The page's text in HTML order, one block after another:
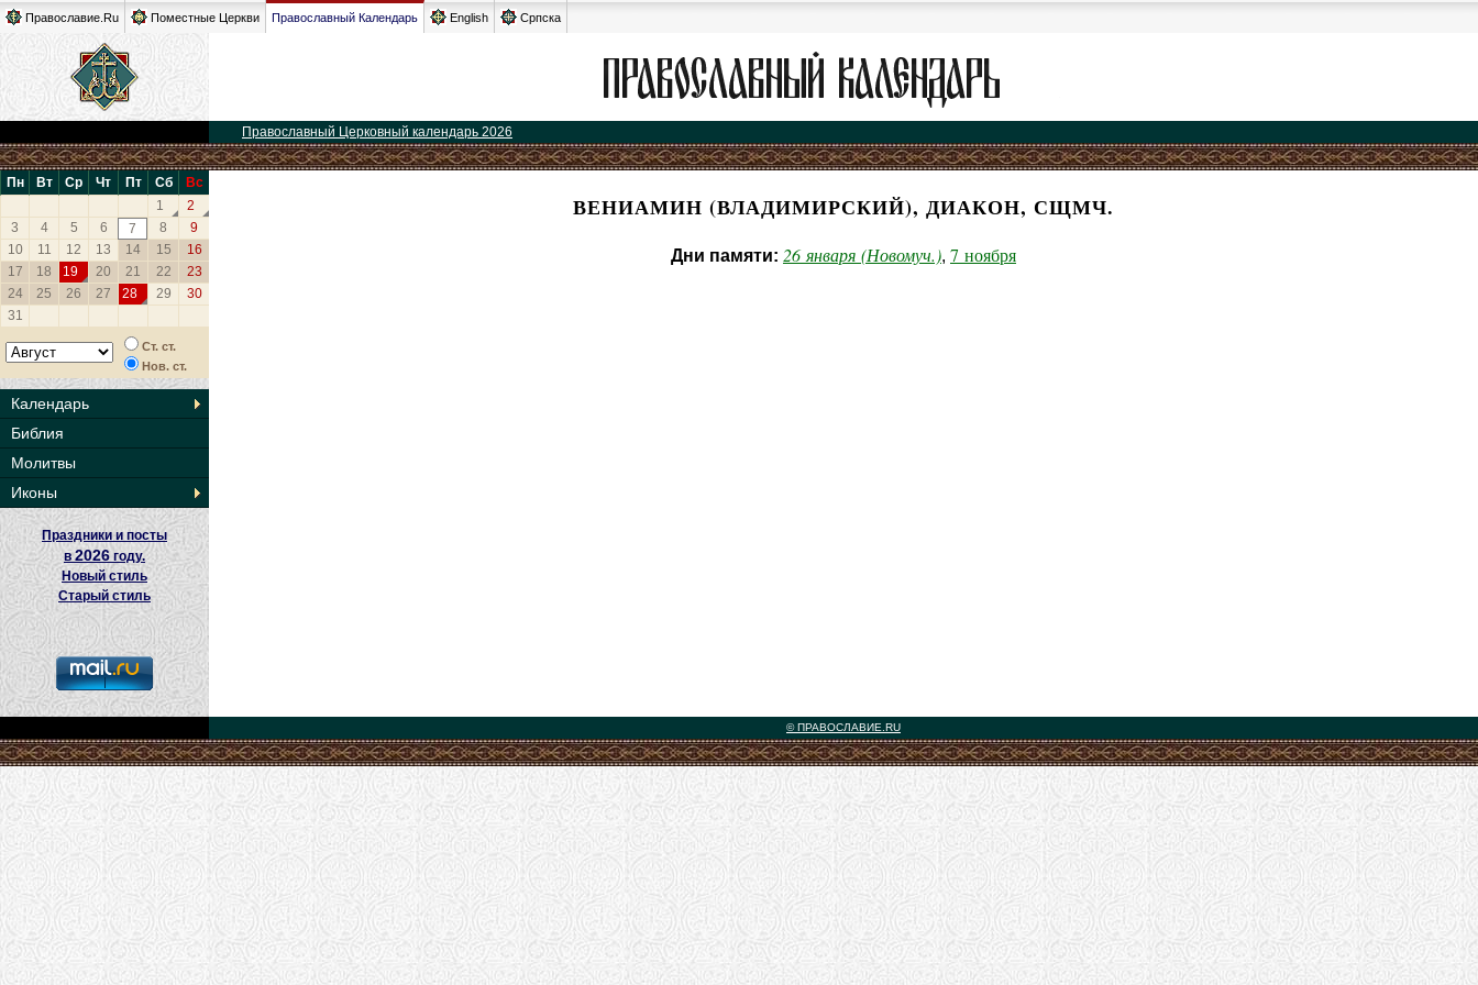
Православие.Ru Поместные Церкви Православный Календарь English Српска
Православный Церковный календарь 2026
Пн Вт Ср Чт Пт Сб
Вс
1
2
3
4 5 6 7 8
9
10
11 12 13 14 15
16
17
18 19 20 21 22
23
24
25 26 27 28 29
30
31
Ст. ст.
Нов. ст.
Календарь
Библия
Молитвы
Иконы
Праздники и посты
в2026 году.
Новый стиль
Старый стиль
ВЕНИАМИН (ВЛАДИМИРСКИЙ), ДИАКОН, СЩМЧ.
Дни памяти: 26 января (Новомуч.), 7 ноября
© ПРАВОСЛАВИЕ.RU